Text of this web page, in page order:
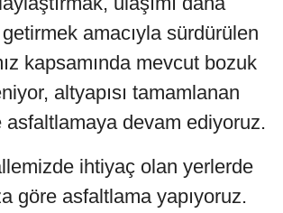
amacıyla sürdürülen
kapsamında mevcut bozuk
altyapısı tamamlanan
asfaltlamaya devam ediyoruz.
ihtiyaç olan yerlerde
göre asfaltlama yapıyoruz.